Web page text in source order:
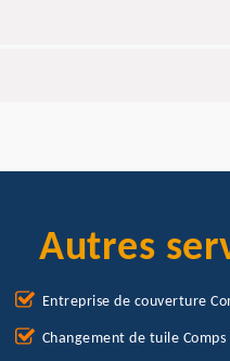
Autres
Entreprise de couverture
Changement de tuile Comps